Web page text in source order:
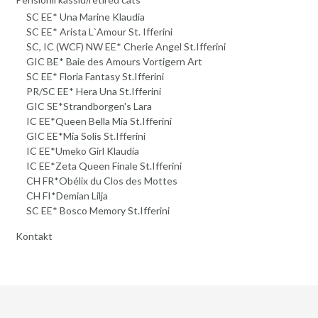
SC EE* Una Marine Klaudia
SC EE* Arista L`Amour St. Ifferini
SC, IC (WCF) NW EE* Cherie Angel St.Ifferini
GIC BE* Baie des Amours Vortigern Art
SC EE* Floria Fantasy St.Ifferini
PR/SC EE* Hera Una St.Ifferini
GIC SE*Strandborgen's Lara
IC EE*Queen Bella Mia St.Ifferini
GIC EE*Mia Solis St.Ifferini
IC EE*Umeko Girl Klaudia
IC EE*Zeta Queen Finale St.Ifferini
CH FR*Obélix du Clos des Mottes
CH FI*Demian Lilja
SC EE* Bosco Memory St.Ifferini
Kontakt